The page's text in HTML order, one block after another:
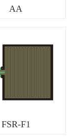
AA
FSR-F1